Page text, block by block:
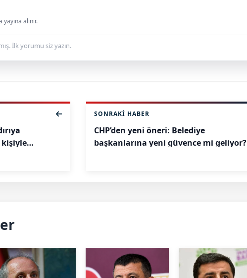
alınır.
İlk yorumu siz yazın.
kişiyle
SONRAKI HABER
CHP’den yeni öneri: Belediye
başkanlarına yeni güvence mi geliyor?